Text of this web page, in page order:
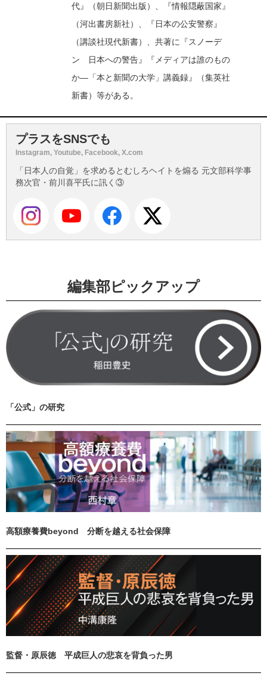
代』（朝日新聞出版）、『情報隠蔽国家』
（河出書房新社）、『日本の公安警察』
（講談社現代新書）、共著に『スノーデ
ン 日本への警告』『メディアは誰のもの
か―「本と新聞の大学」講義録』（集英社
新書）等がある。
プラスをSNSでも
Instagram, Youtube, Facebook, X.com
「日本人の自覚」を求めるとむしろヘイトを煽る 元文部科学事
務次官・前川喜平氏に訊く③
編集部ピックアップ
「公式」の研究
高額療養費beyond 分断を越える社会保障
監督・原辰徳 平成巨人の悲哀を背負った男